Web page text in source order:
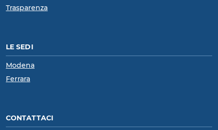
Trasparenza
LE SEDI
Modena
Ferrara
CONTATTACI